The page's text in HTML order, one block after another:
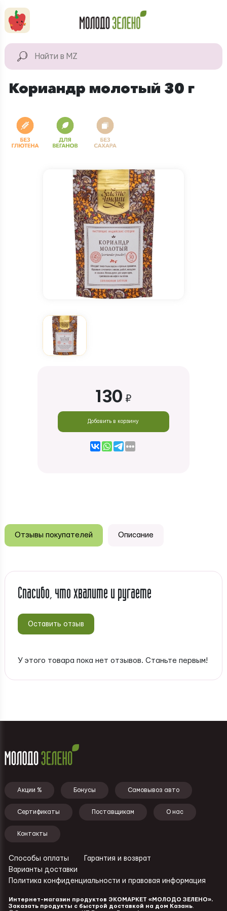
КАТАЛОГ
продукты
Натуральная
косметика
Кориандр молотый 30 г
130 ₽
Добавить в корзину
Отзывы покупателей Описание
Спасибо, что хвалите и ругаете
Оставить отзыв
У этого товара пока нет отзывов. Станьте первым!
Подвал - меню
Акции % Бонусы Самовывоз авто
Сертификаты Поставщикам О нас
Контакты
Ссылки - подвал
Способы оплаты
Гарантия и возврат
Варианты доставки
Политика конфиденциальности и правовая информация
Интернет-магазин продуктов ЭКОМАРКЕТ «МОЛОДО ЗЕЛЕНО».
Заказать продукты с быстрой доставкой на дом Казань.